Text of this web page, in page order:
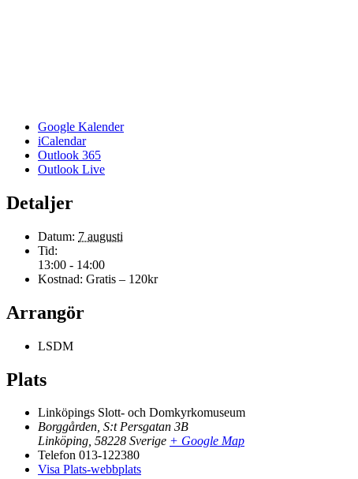
Google Kalender
iCalendar
Outlook 365
Outlook Live
Detaljer
Datum: 7 augusti
Tid:
13:00 - 14:00
Kostnad: Gratis – 120kr
Arrangör
LSDM
Plats
Linköpings Slott- och Domkyrkomuseum
Borggården, S:t Persgatan 3B
Linköping, 58228 Sverige + Google Map
Telefon 013-122380
Visa Plats-webbplats